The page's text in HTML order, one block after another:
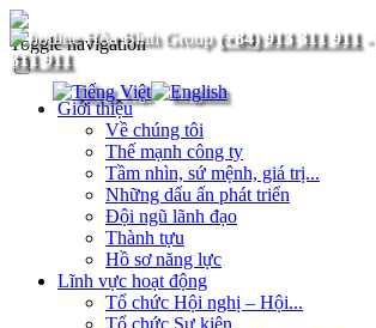
(+84) 913 311 911-
311 911
Toggle navigation
Giới thiệu
Về chúng tôi
Thế mạnh công ty
Tầm nhìn, sứ mệnh, giá trị...
Những dấu ấn phát triển
Đội ngũ lãnh đạo
Thành tựu
Hồ sơ năng lực
Lĩnh vực hoạt động
Tổ chức Hội nghị – Hội...
Tổ chức Sự kiện